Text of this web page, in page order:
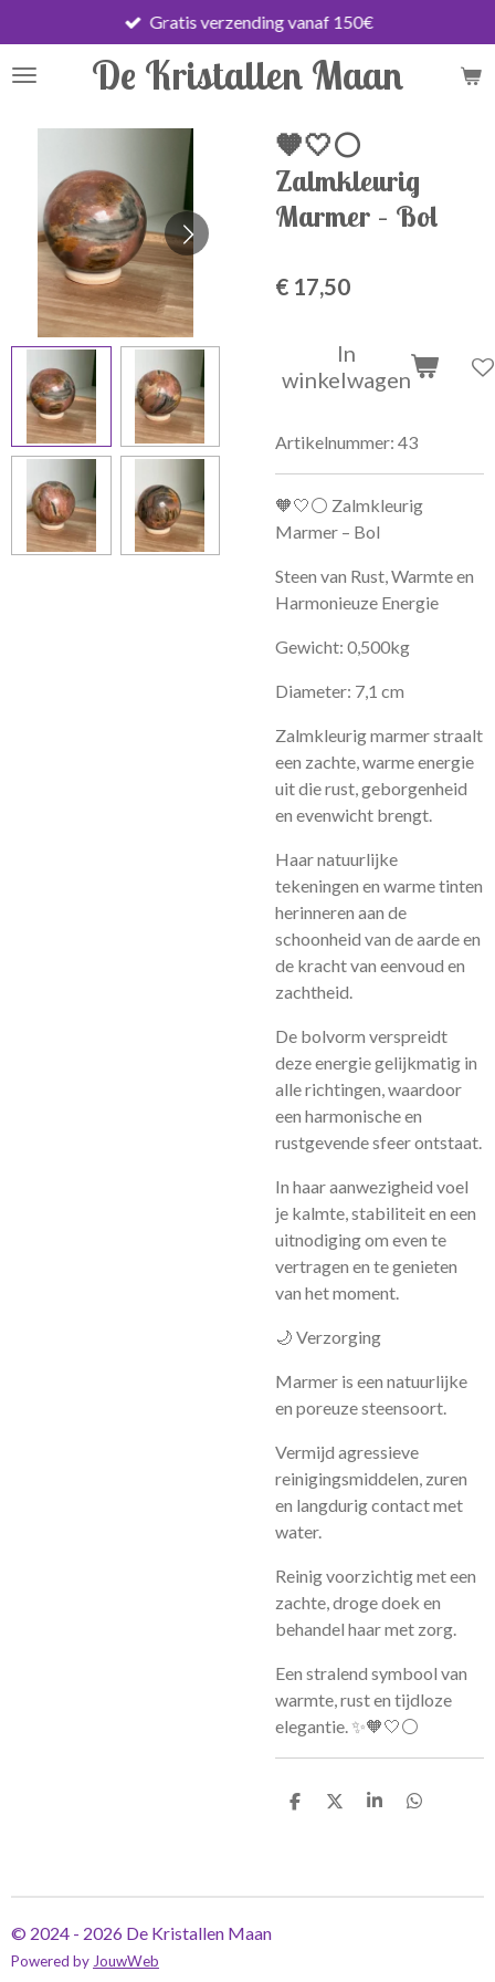
direct
naar
hoofdinhoud
De Kristallen Maan
Gratis verzending vanaf 150€
🧡🤍⚪
Zalmkleurig
Marmer – Bol
€ 17,50
In
winkelwagen
Artikelnummer: 43
🧡🤍⚪ Zalmkleurig
Marmer – Bol
Steen van Rust, Warmte en
Harmonieuze Energie
Gewicht: 0,500kg
Diameter: 7,1 cm
Zalmkleurig marmer straalt
een zachte, warme energie
uit die rust, geborgenheid
en evenwicht brengt.
Haar natuurlijke
tekeningen en warme tinten
herinneren aan de
schoonheid van de aarde en
de kracht van eenvoud en
zachtheid.
De bolvorm verspreidt
deze energie gelijkmatig in
alle richtingen, waardoor
een harmonische en
rustgevende sfeer ontstaat.
In haar aanwezigheid voel
je kalmte, stabiliteit en een
uitnodiging om even te
vertragen en te genieten
van het moment.
🌙 Verzorging
Marmer is een natuurlijke
en poreuze steensoort.
Vermijd agressieve
reinigingsmiddelen, zuren
en langdurig contact met
water.
Reinig voorzichtig met een
zachte, droge doek en
behandel haar met zorg.
Een stralend symbool van
warmte, rust en tijdloze
elegantie. ✨🧡🤍⚪
D
D
S
D
© 2024 - 2026 De Kristallen Maan
Powered by JouwWeb